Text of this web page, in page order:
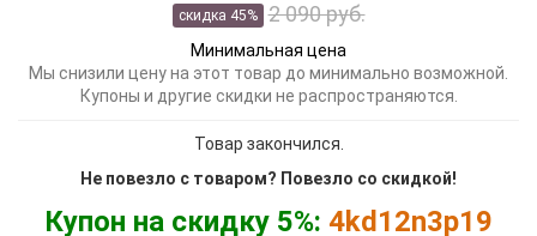
скидка 45% 2 090 руб.
Минимальная цена
Мы снизили цену на этот товар до минимально возможной.
Купоны и другие скидки не распространяются.
Товар закончился.
Не повезло с товаром? Повезло со скидкой!
Купон на скидку 5%: 4kd12n3p19